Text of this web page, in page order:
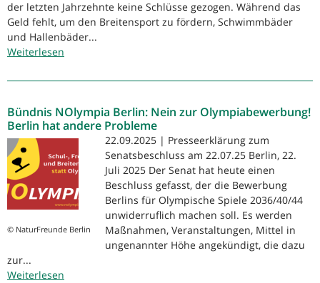
Berlin
startet
offiziell
Vorbereitung
Volksbegehrens
der letzten Jahrzehnte keine Schlüsse gezogen. Während das
Geld fehlt, um den Breitensport zu fördern, Schwimmbäder
und Hallenbäder...
Weiterlesen
Geld
Schwimmbäder,
aber
Milliarden
für
Olympia
Bündnis NOlympia Berlin: Nein zur Olympiabewerbung!
Berlin hat andere Probleme
© NaturFreunde Berlin
22.09.2025 | Presseerklärung zum
Senatsbeschluss am 22.07.25 Berlin, 22.
Juli 2025 Der Senat hat heute einen
Beschluss gefasst, der die Bewerbung
Berlins für Olympische Spiele 2036/40/44
unwiderruflich machen soll. Es werden
Maßnahmen, Veranstaltungen, Mittel in
ungenannter Höhe angekündigt, die dazu
zur...
Weiterlesen